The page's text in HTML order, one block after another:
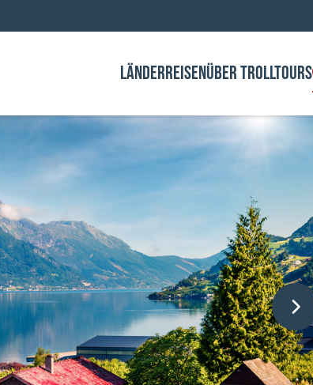
LÄNDERREISENÜBER TROLLTOURS